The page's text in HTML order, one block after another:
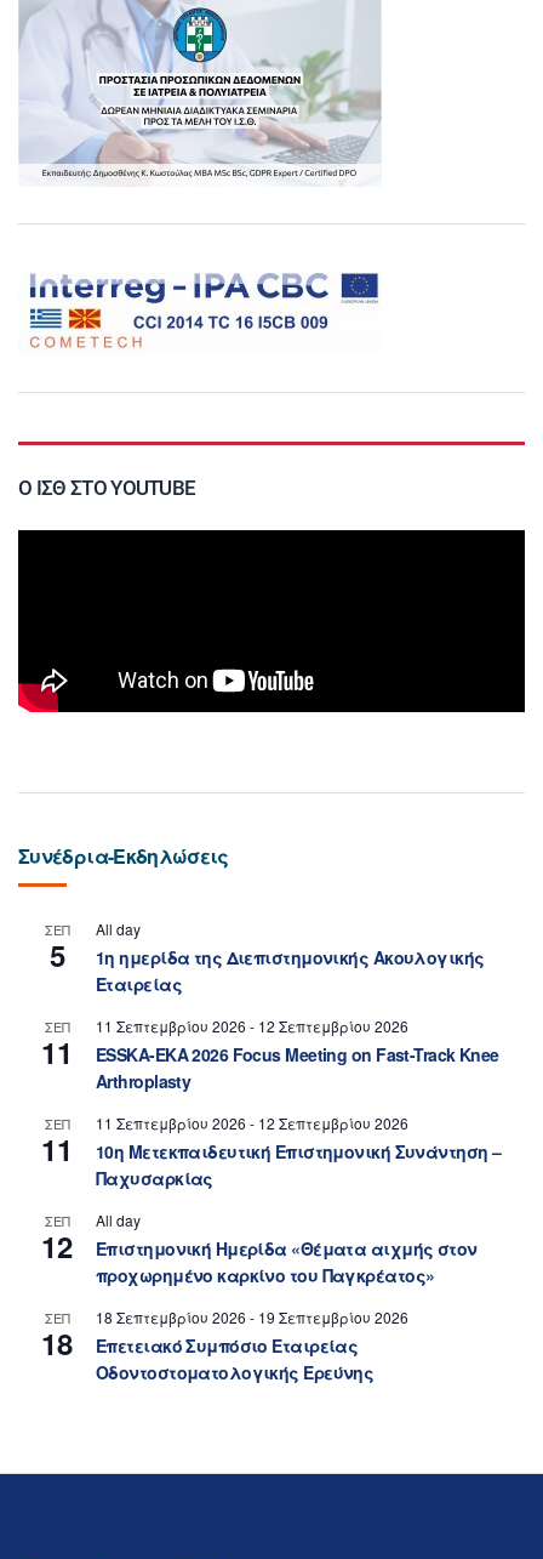
Ο ΙΣΘ ΣΤΟ YOUTUBE
Συνέδρια-Εκδηλώσεις
ΣΕΠ
5
All day
1η ημερίδα της Διεπιστημονικής Ακουλογικής
Εταιρείας
ΣΕΠ
11
11 Σεπτεμβρίου 2026 - 12 Σεπτεμβρίου 2026
ESSKA-EKA 2026 Focus Meeting on Fast-Track Knee
Arthroplasty
ΣΕΠ
11
11 Σεπτεμβρίου 2026 - 12 Σεπτεμβρίου 2026
10η Μετεκπαιδευτική Επιστημονική Συνάντηση –
Παχυσαρκίας
ΣΕΠ
12
All day
Επιστημονική Ημερίδα «Θέματα αιχμής στον
προχωρημένο καρκίνο του Παγκρέατος»
ΣΕΠ
18
18 Σεπτεμβρίου 2026 - 19 Σεπτεμβρίου 2026
Επετειακό Συμπόσιο Εταιρείας
Οδοντοστοματολογικής Ερεύνης